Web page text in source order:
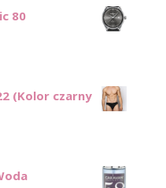
80
(Kolor czarny